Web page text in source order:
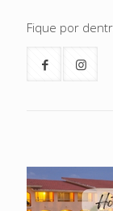
Fique por